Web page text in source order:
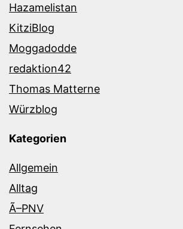
Hazamelistan
KitziBlog
Moggadodde
redaktion42
Thomas Matterne
Würzblog
Kategorien
Allgemein
Alltag
Ã–PNV